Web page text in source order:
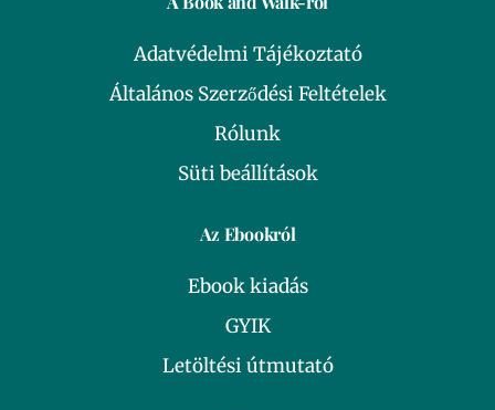
Adatvédelmi Tájékoztató
Általános Szerződési Feltételek
Rólunk
Süti beállítások
Az Ebookról
Ebook kiadás
GYIK
Letöltési útmutató